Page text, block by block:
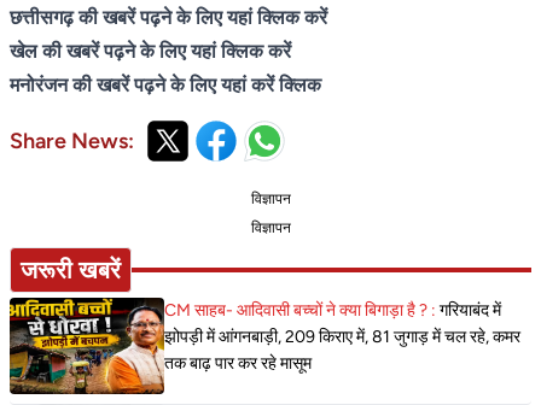
छत्तीसगढ़ की खबरें पढ़ने के लिए यहां क्लिक करें
खेल की खबरें पढ़ने के लिए यहां क्लिक करें
मनोरंजन की खबरें पढ़ने के लिए यहां करें क्लिक
Share News:
विज्ञापन
विज्ञापन
जरूरी खबरें
CM साहब- आदिवासी बच्चों ने क्या बिगाड़ा है ? : गरियाबंद में
झोपड़ी में आंगनबाड़ी, 209 किराए में, 81 जुगाड़ में चल रहे, कमर
तक बाढ़ पार कर रहे मासूम